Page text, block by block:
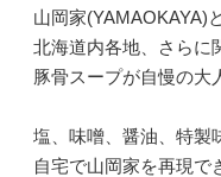
山岡家(YAMAOKAYA)
北海道内各地、さらに
豚骨スープが自慢の大
塩、味噌、醤油、特製
自宅で山岡家を再現で